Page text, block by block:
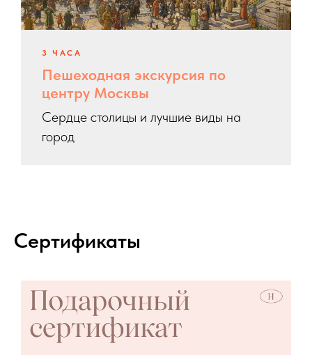
3 ЧАСА
Пешеходная экскурсия по
центру Москвы
Сердце столицы и лучшие виды на
город
Сертификаты